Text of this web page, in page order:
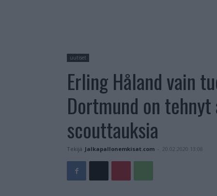
uutiset
Erling Håland vain
Dortmund on
scouttauksia
Tekijä Jalkapallonemkisat.com - 20.02.2020 13:08